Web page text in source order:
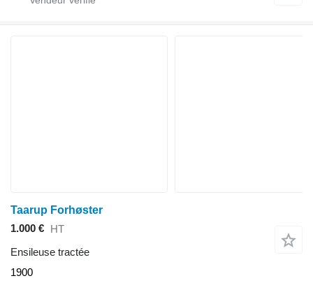
Taarup Forhøster
1.000 € HT
Ensileuse tractée
1900